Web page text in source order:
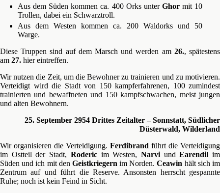
Aus dem Süden kommen ca. 400 Orks unter Ghormit 10
Trollen, dabei ein Schwarztroll.
Aus dem Westen kommen ca. 200 Waldorks und 50
Warge.
Diese Truppen sind auf dem Marsch und werden am 26., spätestens
am 27. hier eintreffen.
Wir nutzen die Zeit, um die Bewohner zu trainieren und zu motivieren.
Verteidigt wird die Stadt von 150 kampferfahrenen, 100 zumindest
trainierten und bewaffneten und 150 kampfschwachen, meist jungen
und alten Bewohnern.
25. September 2954 Drittes Zeitalter – Sonnstatt, Südlicher
Düsterwald, Wilderland
Wir organisieren die Verteidigung. Ferdibrand führt die Verteidigung
im Ostteil der Stadt, Rodericim Westen, NarviundEarendil im
Süden und ich mit den Geistkriegernim Norden.Ceawin hält sich im
Zentrum auf und führt die Reserve. Ansonsten herrscht gespannte
Ruhe; noch ist kein Feind in Sicht.